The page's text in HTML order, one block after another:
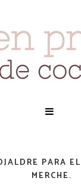
PARA
MERCHE.